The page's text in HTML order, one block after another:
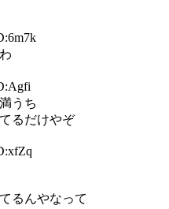
うち
るだけやぞ
るんやなって